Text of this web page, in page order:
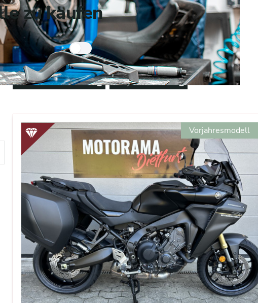
zu kaufen
Nur Neuzugänge
Alle Filter entfernen Remove option
Vorjahresmodell Remove option
Vorjahresmodell